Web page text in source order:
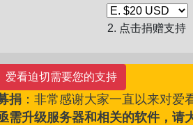
2. 点击捐赠支持
爱看迫切需要您的支持
捐 ：非常感谢大家一直以来对爱
需升级服务器和相关的软件，请